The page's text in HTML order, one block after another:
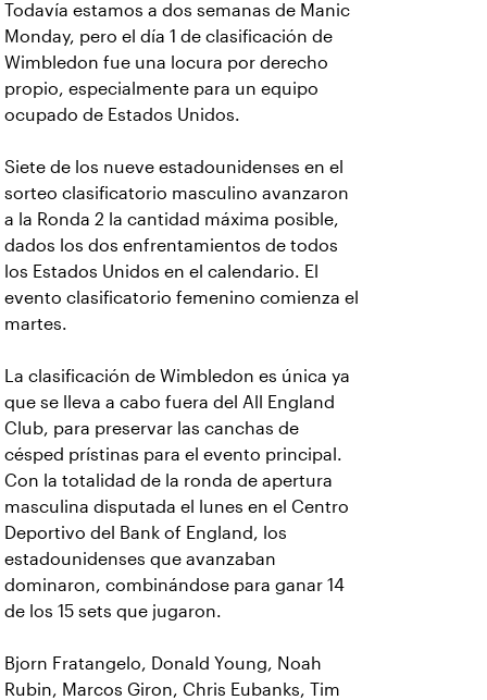
Todavía estamos a dos semanas de Manic
Monday, pero el día 1 de clasificación de
Wimbledon fue una locura por derecho
propio, especialmente para un equipo
ocupado de Estados Unidos.
Siete de los nueve estadounidenses en el
sorteo clasificatorio masculino avanzaron
a la Ronda 2 la cantidad máxima posible,
dados los dos enfrentamientos de todos
los Estados Unidos en el calendario. El
evento clasificatorio femenino comienza el
martes.
La clasificación de Wimbledon es única ya
que se lleva a cabo fuera del All England
Club, para preservar las canchas de
césped prístinas para el evento principal.
Con la totalidad de la ronda de apertura
masculina disputada el lunes en el Centro
Deportivo del Bank of England, los
estadounidenses que avanzaban
dominaron, combinándose para ganar 14
de los 15 sets que jugaron.
Bjorn Fratangelo, Donald Young, Noah
Rubin, Marcos Giron, Chris Eubanks, Tim